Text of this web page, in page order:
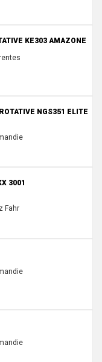
KE303 AMAZONE
NGS351 ELITE
3001
Fahr